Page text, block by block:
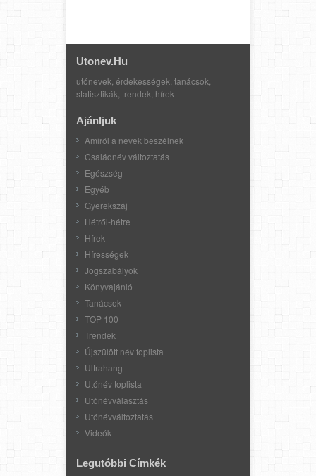
Utonev.hu
utónevek, érdekességek, tanácsok,
statisztikák, trendek, hírek
Ajánljuk
Amiről a nevek beszélnek
Családnév változtatás
Egészség
Egyéb
Gyerekszáj
Hétről-hétre
Hírek
Hírességek
Jogszabályok
Könyvajánló
Tanácsok
TOP 100
Trendek
Újszülött név toplista
Ultrahang
Utónév toplista
Utónévválasztás
Utónévváltoztatás
Videók
Legutóbbi Címkék